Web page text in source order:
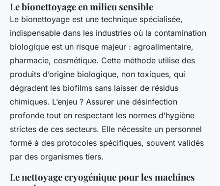
Le bionettoyage en milieu sensible
Le bionettoyage est une technique spécialisée,
indispensable dans les industries où la contamination
biologique est un risque majeur : agroalimentaire,
pharmacie, cosmétique. Cette méthode utilise des
produits d’origine biologique, non toxiques, qui
dégradent les biofilms sans laisser de résidus
chimiques. L’enjeu ? Assurer une désinfection
profonde tout en respectant les normes d’hygiène
strictes de ces secteurs. Elle nécessite un personnel
formé à des protocoles spécifiques, souvent validés
par des organismes tiers.
Le nettoyage cryogénique pour les machines